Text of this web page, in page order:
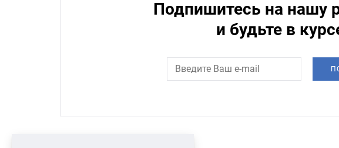
Подпишитесь на нашу
и будьте в